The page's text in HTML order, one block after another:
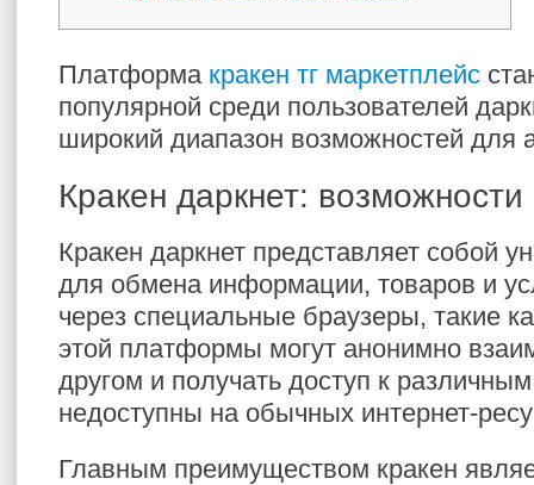
Платформа кракен тг маркетплейс
популярной среди пользователей
широкий диапазон возможностей для
Кракен даркнет:
Кракен даркнет представляет собой
для обмена информации, товаров и
через специальные браузеры, такие
этой платформы могут анонимно
другом и получать доступ к
недоступны на обычных интернет-
Главным преимуществом кракен